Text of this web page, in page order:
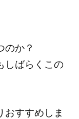
のか？
しばらくこの
おすすめしま